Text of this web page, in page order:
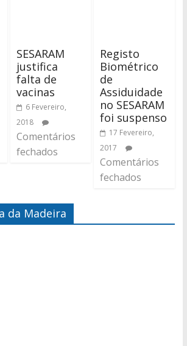
SESARAM
justifica
falta de
vacinas
6 Fevereiro,
2018
Comentários
fechados
Registo
Biométrico
de
Assiduidade
no SESARAM
foi suspenso
17 Fevereiro,
2017
Comentários
fechados
da Madeira